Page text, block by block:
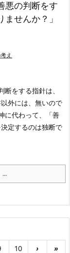
悪の判断をす
せんか？」
え
をする指針は、
外には、無いので
に代わって、「善
定するのは独断で
...
10 › »